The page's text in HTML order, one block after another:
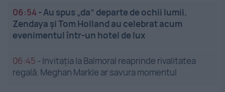
06:54-Au spus „da” departe de ochii lumii.
Zendaya și Tom Holland au celebrat acum
evenimentul într-un hotel de lux
06:45 - Invitația la Balmoral reaprinde rivalitatea
regală. Meghan Markle ar savura momentul